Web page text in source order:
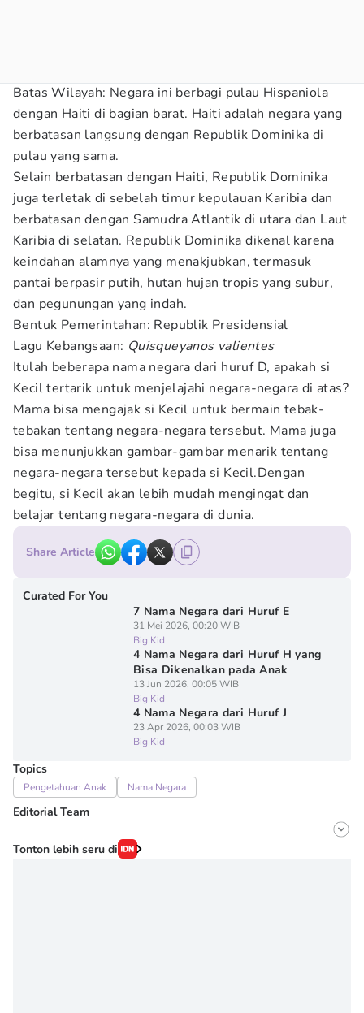
Batas Wilayah: Negara ini berbagi pulau Hispaniola
dengan Haiti di bagian barat. Haiti adalah negara yang
berbatasan langsung dengan Republik Dominika di
pulau yang sama.
Selain berbatasan dengan Haiti, Republik Dominika
juga terletak di sebelah timur kepulauan Karibia dan
berbatasan dengan Samudra Atlantik di utara dan Laut
Karibia di selatan. Republik Dominika dikenal karena
keindahan alamnya yang menakjubkan, termasuk
pantai berpasir putih, hutan hujan tropis yang subur,
dan pegunungan yang indah.
Bentuk Pemerintahan: Republik Presidensial
Lagu Kebangsaan: Quisqueyanos valientes
Itulah beberapa nama negara dari huruf D, apakah si
Kecil tertarik untuk menjelajahi negara-negara di atas?
Mama bisa mengajak si Kecil untuk bermain tebak-
tebakan tentang negara-negara tersebut. Mama juga
bisa menunjukkan gambar-gambar menarik tentang
negara-negara tersebut kepada si Kecil.Dengan
begitu, si Kecil akan lebih mudah mengingat dan
belajar tentang negara-negara di dunia.
Share Article
Curated For You
7 Nama Negara dari Huruf E
31 Mei 2026, 00:20 WIB
Big Kid
4 Nama Negara dari Huruf H yang
Bisa Dikenalkan pada Anak
13 Jun 2026, 00:05 WIB
Big Kid
4 Nama Negara dari Huruf J
23 Apr 2026, 00:03 WIB
Big Kid
Topics
Pengetahuan Anak Nama Negara
Editorial Team
Editor
Tonton lebih seru di